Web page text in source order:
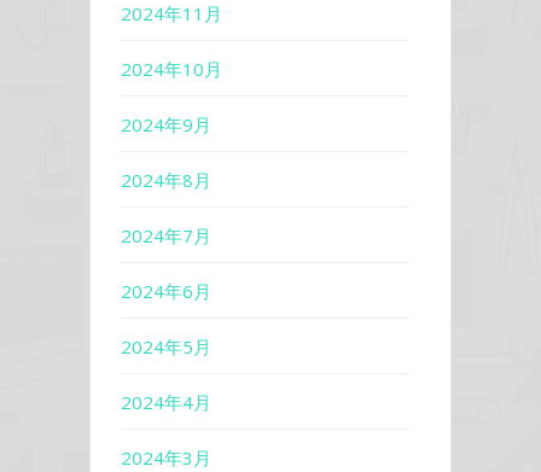
2024年11月
2024年10月
2024年9月
2024年8月
2024年7月
2024年6月
2024年5月
2024年4月
2024年3月